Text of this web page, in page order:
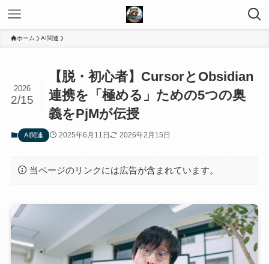
ホーム AI関連
【脱・初心者】CursorとObsidian
連携を「極める」ための5つの奥
義をPjMが伝授
2026
2/15
AI関連 2025年6月11日 2026年2月15日
当ページのリンクには広告が含まれています。